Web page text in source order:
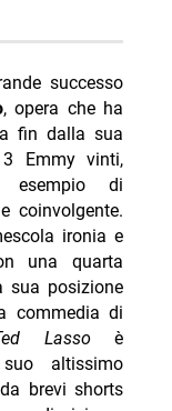
successo
, opera che ha
fin dalla sua
Emmy vinti,
esempio di
coinvolgente.
ironia e
una quarta
sua posizione
commedia di
Lassoè
altissimo
brevi shorts